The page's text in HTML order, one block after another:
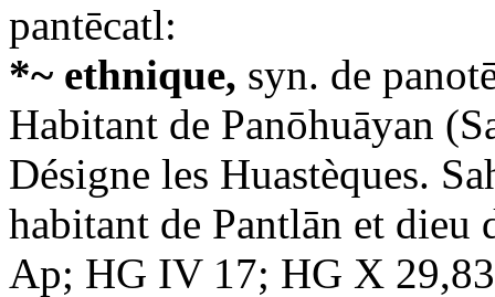
pantēcatl:
*~ ethnique, syn. de
Habitant de Panōhuāyan
Désigne les Huastèques.
habitant de Pantlān et
Ap; HG IV 17; HG X